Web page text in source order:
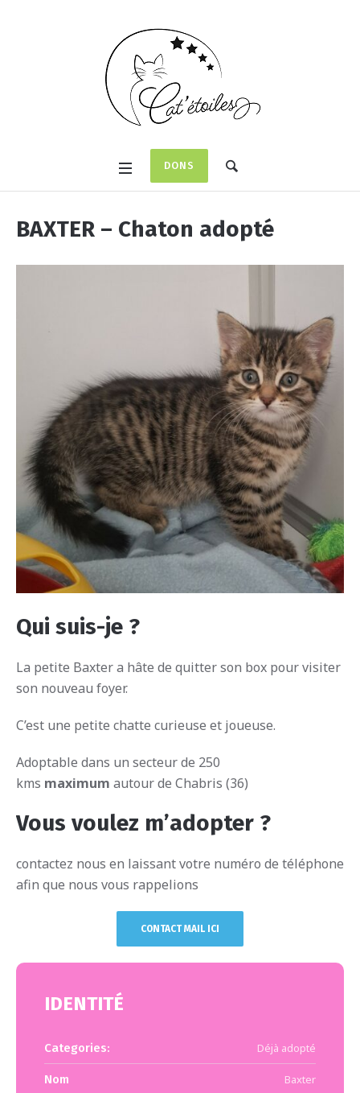
DONS
BAXTER – Chaton adopté
Qui suis-je ?
La petite Baxter a hâte de quitter son box pour visiter
son nouveau foyer.
C’est une petite chatte curieuse et joueuse.
Adoptable dans un secteur de 250
kms maximum autour de Chabris (36)
Vous voulez m’adopter ?
contactez nous en laissant votre numéro de téléphone
afin que nous vous rappelions
CONTACT MAIL ICI
IDENTITÉ
Categories: Déjà adopté
Nom Baxter